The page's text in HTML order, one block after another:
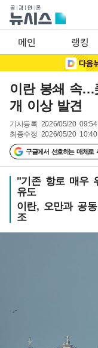
메인 랭킹
이란 봉쇄 속…
개 이상 발견
기사등록 2026/05/20
최종수정 2026/05/20
구글에서 선호하는 매체로
"기존 항로 매우
유도
이란, 오만과 공
조